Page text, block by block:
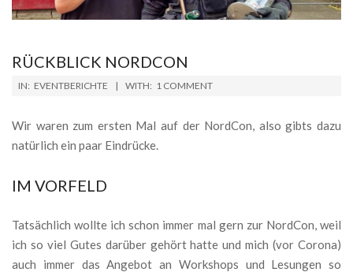
RÜCKBLICK NORDCON
2025-
16
IN: EVENTBERICHTE WITH: 1 COMMENT
Wir waren zum ersten Mal auf der NordCon, also gibts dazu
natürlich ein paar Eindrücke.
IM VORFELD
Tatsächlich wollte ich schon immer mal gern zur NordCon, weil
ich so viel Gutes darüber gehört hatte und mich (vor Corona)
auch immer das Angebot an Workshops und Lesungen so